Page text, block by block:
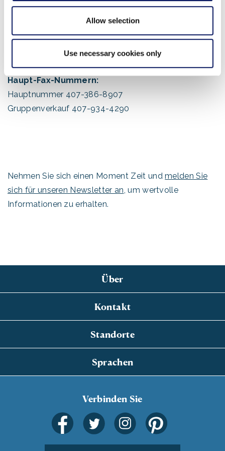
Allow selection
Use necessary cookies only
Haupttelefonnummern:
Hauptnummer 407-934-4000
Reservierungen 888-828-8850
Gruppenverkauf 407-934-4290
Haupt-Fax-Nummern:
Hauptnummer 407-386-8907
Gruppenverkauf 407-934-4290
Nehmen Sie sich einen Moment Zeit undmelden Sie
sich für unseren Newsletter an, um wertvolle
Informationen zu erhalten.
Über
Kontakt
Standorte
Sprachen
Verbinden Sie